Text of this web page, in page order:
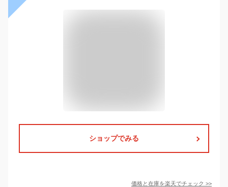
ショップでみる
価格と在庫を楽天でチェック >>